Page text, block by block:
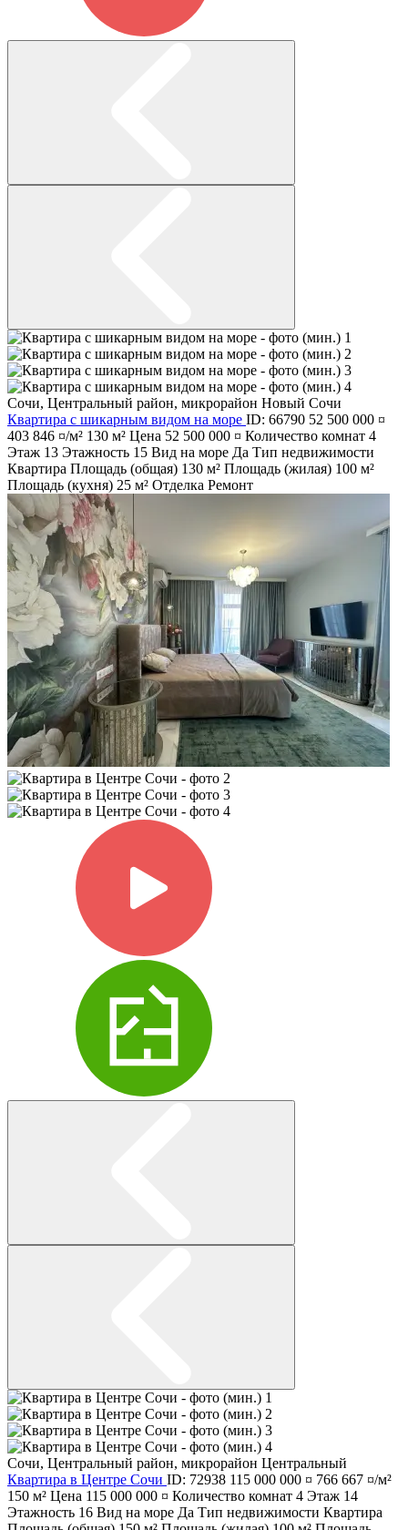
Сочи, Центральный район, микрорайон Новый Сочи
Квартира с шикарным видом на море ID: 66790 52 500 000 ¤
403 846 ¤/м² 130 м² Цена 52 500 000 ¤ Количество комнат 4
Этаж 13 Этажность 15 Вид на море Да Тип недвижимости
Квартира Площадь (общая) 130 м² Площадь (жилая) 100 м²
Площадь (кухня) 25 м² Отделка Ремонт
Сочи, Центральный район, микрорайон Центральный
Квартира в Центре Сочи ID: 72938 115 000 000 ¤ 766 667 ¤/м²
150 м² Цена 115 000 000 ¤ Количество комнат 4 Этаж 14
Этажность 16 Вид на море Да Тип недвижимости Квартира